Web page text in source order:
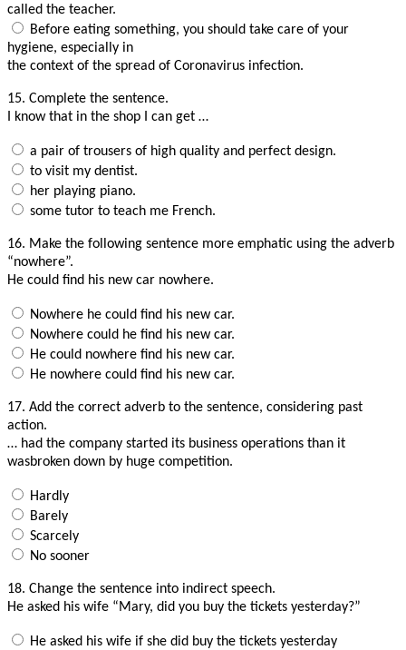
called the teacher.
Before eating something, you should take care of your
hygiene, especially in
the context of the spread of Coronavirus infection.
15. Complete the sentence.
I know that in the shop I can get …
a pair of trousers of high quality and perfect design.
to visit my dentist.
her playing piano.
some tutor to teach me French.
16. Make the following sentence more emphatic using the adverb
“nowhere”.
He could find his new car nowhere.
Nowhere he could find his new car.
Nowhere could he find his new car.
He could nowhere find his new car.
He nowhere could find his new car.
17. Add the correct adverb to the sentence, considering past
action.
… had the company started its business operations than it
wasbroken down by huge competition.
Hardly
Barely
Scarcely
No sooner
18. Change the sentence into indirect speech.
He asked his wife “Mary, did you buy the tickets yesterday?”
He asked his wife if she did buy the tickets yesterday